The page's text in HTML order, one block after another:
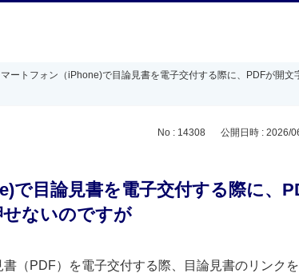
文
ートフォン（iPhone)で目論見書を電子交付する際に、PDFが開
No : 14308 公開日時 : 2026/
で目論見書を電子交付する際に、
ないのですが
（PDF）を電子交付する際、目論見書のリンク